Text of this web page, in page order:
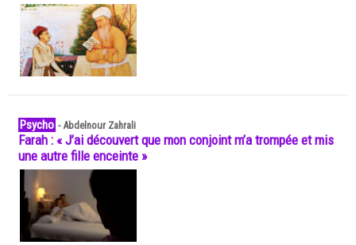
Psycho -Abdelnour Zahrali
Farah : « J’ai découvert que mon conjoint m’a trompée et mis
une autre fille enceinte »